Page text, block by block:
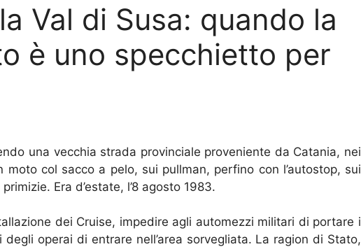
Val di Susa: quando la
è uno specchietto per
una vecchia strada provinciale proveniente da Catania, nei
col sacco a pelo, sui pullman, perfino con l’autostop, sui
Era d’estate, l’8 agosto 1983.
dei Cruise, impedire agli automezzi militari di portare i
operai di entrare nell’area sorvegliata. La ragion di Stato,